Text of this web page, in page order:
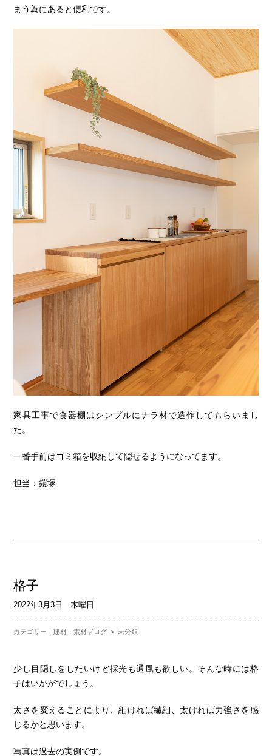
まう為にあると便利です。
家具工事で食器棚はシンプルにナラ材で造作してもらいまし
た。
一番手前はゴミ箱を収納して隠せるようになってます。
担当：鎧塚
格子
2022年3月3日 木曜日
カテゴリー：建材・素材ブログ >未分類
少し目隠しをしたいけど採光も通風も欲しい。そんな時には格
子はいかがでしょう。
太さを変えることにより、細ければ繊細、太ければ力強さを感
じるかと思います。
写真は過去の実例です。